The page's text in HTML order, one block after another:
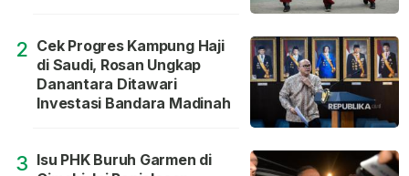
2 Cek Progres Kampung Haji
di Saudi, Rosan Ungkap
Danantara Ditawari
Investasi Bandara Madinah
3 Isu PHK Buruh Garmen di